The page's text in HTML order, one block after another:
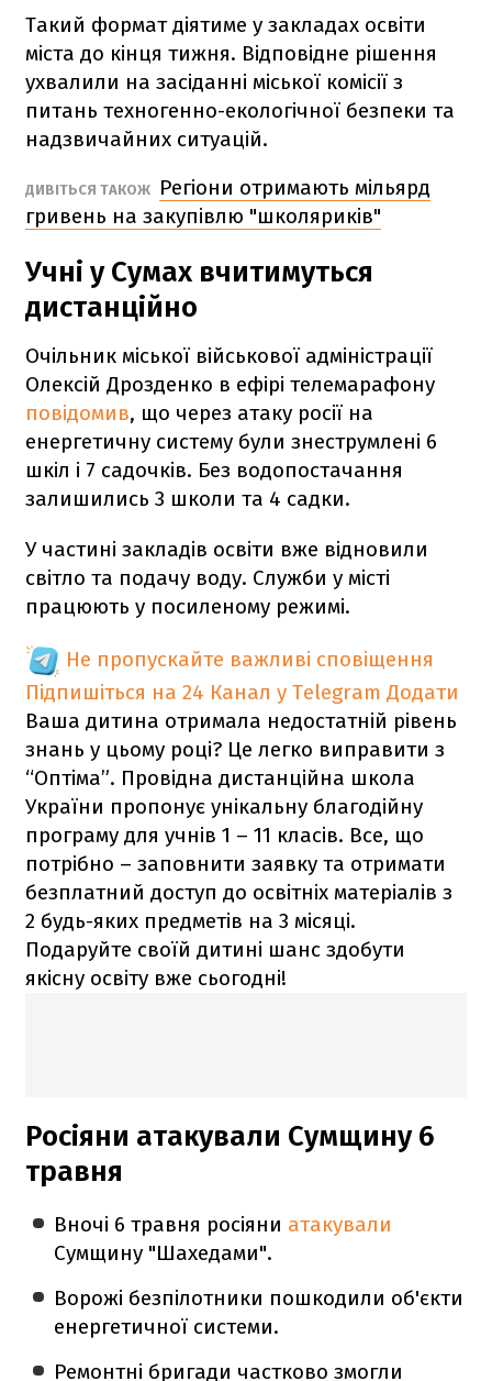
Такий формат діятиме у закладах освіти
міста до кінця тижня. Відповідне рішення
ухвалили на засіданні міської комісії з
питань техногенно-екологічної безпеки та
надзвичайних ситуацій.
ДИВІТЬСЯ ТАКОЖ
Регіони отримають мільярд
гривень на закупівлю "школяриків"
Учні у Сумах вчитимуться
дистанційно
Очільник міської військової адміністрації
Олексій Дрозденко в ефірі телемарафону
повідомив, що через атаку росії на
енергетичну систему були знеструмлені 6
шкіл і 7 садочків. Без водопостачання
залишились 3 школи та 4 садки.
У частині закладів освіти вже відновили
світло та подачу воду. Служби у місті
працюють у посиленому режимі.
Не пропускайте важливі сповіщення
Підпишіться на 24 Канал у Telegram Додати
Ваша дитина отримала недостатній рівень
знань у цьому році? Це легко виправити з
“Оптіма”. Провідна дистанційна школа
України пропонує унікальну благодійну
програму для учнів 1 – 11 класів. Все, що
потрібно – заповнити заявку та отримати
безплатний доступ до освітніх матеріалів з
2 будь-яких предметів на 3 місяці.
Подаруйте своїй дитині шанс здобути
якісну освіту вже сьогодні!
Росіяни атакували Сумщину 6
травня
Вночі 6 травня росіяни атакували
Сумщину "Шахедами".
Ворожі безпілотники пошкодили об'єкти
енергетичної системи.
Ремонтні бригади частково змогли